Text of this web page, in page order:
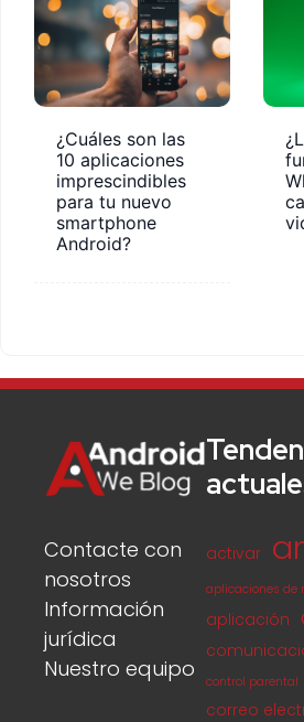
¿Cuáles son las
10 aplicaciones
imprescindibles
para tu nuevo
smartphone
Android?
Contacte con
nosotros
Información
jurídica
Nuestro equipo
activar
aplicaciones de
aplicación
control parental
correo